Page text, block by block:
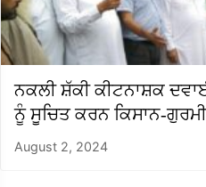
ਨਕਲੀ ਸ਼ੱਕੀ ਕੀਟਨਾਸ਼ਕ
ਨੂੰ ਸੂਚਿਤ ਕਰਨ ਕਿਸਾਨ-
August 2, 2024